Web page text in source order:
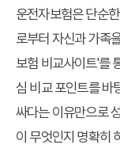
운전자보험은 단순
로부터 자신과 가족
보험 비교사이트'를
심 비교 포인트를 바
싸다는 이유만으로
이 무엇인지 명확히